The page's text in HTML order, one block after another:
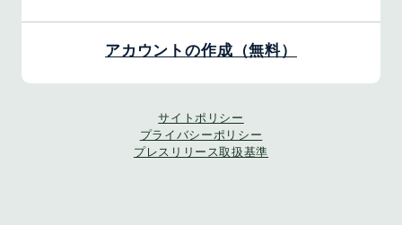
アカウントの作成（無料）
サイトポリシー
プライバシーポリシー
プレスリリース取扱基準